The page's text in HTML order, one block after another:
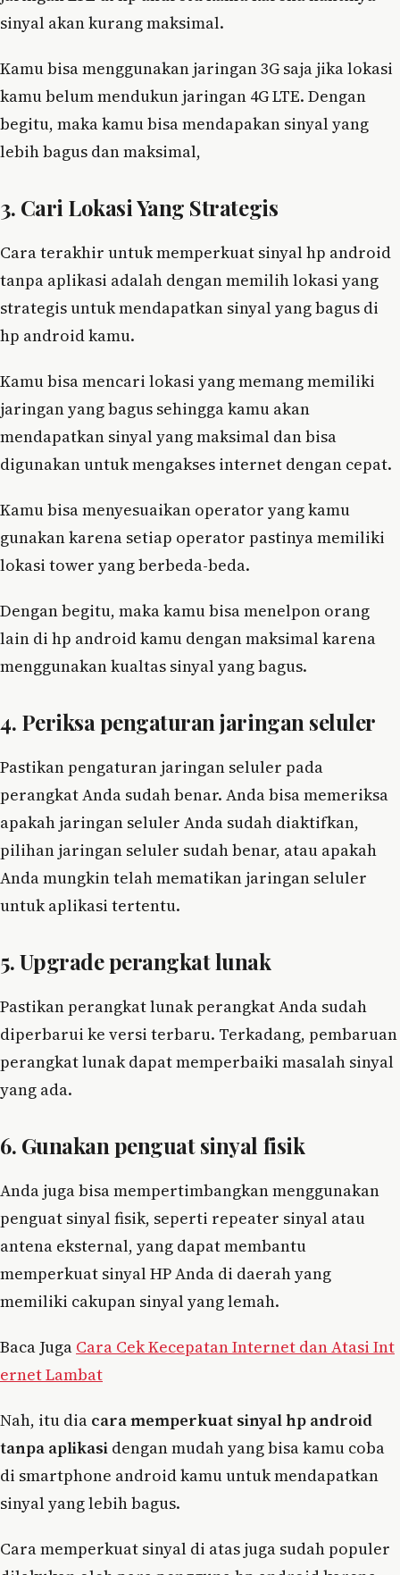
sinyal akan kurang maksimal.
Kamu bisa menggunakan jaringan 3G saja jika lokasi
kamu belum mendukun jaringan 4G LTE. Dengan
begitu, maka kamu bisa mendapakan sinyal yang
lebih bagus dan maksimal,
3. Cari Lokasi Yang Strategis
Cara terakhir untuk memperkuat sinyal hp android
tanpa aplikasi adalah dengan memilih lokasi yang
strategis untuk mendapatkan sinyal yang bagus di
hp android kamu.
Kamu bisa mencari lokasi yang memang memiliki
jaringan yang bagus sehingga kamu akan
mendapatkan sinyal yang maksimal dan bisa
digunakan untuk mengakses internet dengan cepat.
Kamu bisa menyesuaikan operator yang kamu
gunakan karena setiap operator pastinya memiliki
lokasi tower yang berbeda-beda.
Dengan begitu, maka kamu bisa menelpon orang
lain di hp android kamu dengan maksimal karena
menggunakan kualtas sinyal yang bagus.
4. Periksa pengaturan jaringan seluler
Pastikan pengaturan jaringan seluler pada
perangkat Anda sudah benar. Anda bisa memeriksa
apakah jaringan seluler Anda sudah diaktifkan,
pilihan jaringan seluler sudah benar, atau apakah
Anda mungkin telah mematikan jaringan seluler
untuk aplikasi tertentu.
5. Upgrade perangkat lunak
Pastikan perangkat lunak perangkat Anda sudah
diperbarui ke versi terbaru. Terkadang, pembaruan
perangkat lunak dapat memperbaiki masalah sinyal
yang ada.
6. Gunakan penguat sinyal fisik
Anda juga bisa mempertimbangkan menggunakan
penguat sinyal fisik, seperti repeater sinyal atau
antena eksternal, yang dapat membantu
memperkuat sinyal HP Anda di daerah yang
memiliki cakupan sinyal yang lemah.
Baca Juga Cara Cek Kecepatan Internet dan Atasi Int
ernet Lambat
Nah, itu dia cara memperkuat sinyal hp android
tanpa aplikasi dengan mudah yang bisa kamu coba
di smartphone android kamu untuk mendapatkan
sinyal yang lebih bagus.
Cara memperkuat sinyal di atas juga sudah populer